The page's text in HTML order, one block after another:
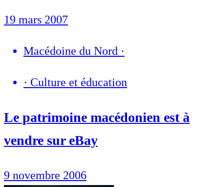
19 mars 2007
Macédoine du Nord ·
· Culture et éducation
Le patrimoine macédonien est à
vendre sur eBay
9 novembre 2006